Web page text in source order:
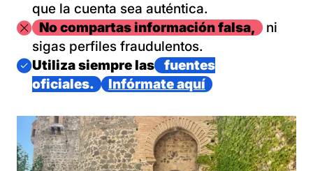
que la cuenta sea auténtica.
ImagenNo compartas información falsa,
ni
sigas perfiles fraudulentos.
Imagen
Utiliza siempre las
fuentes
oficiales.
Infórmate aquí